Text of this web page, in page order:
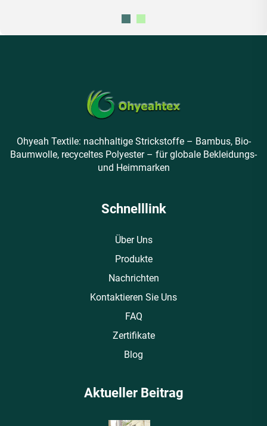
Ohyeah Textile: nachhaltige Strickstoffe – Bambus, Bio-
Baumwolle, recyceltes Polyester – für globale Bekleidungs-
und Heimmarken
Schnelllink
Über Uns
Produkte
Nachrichten
Kontaktieren Sie Uns
FAQ
Zertifikate
Blog
Aktueller Beitrag